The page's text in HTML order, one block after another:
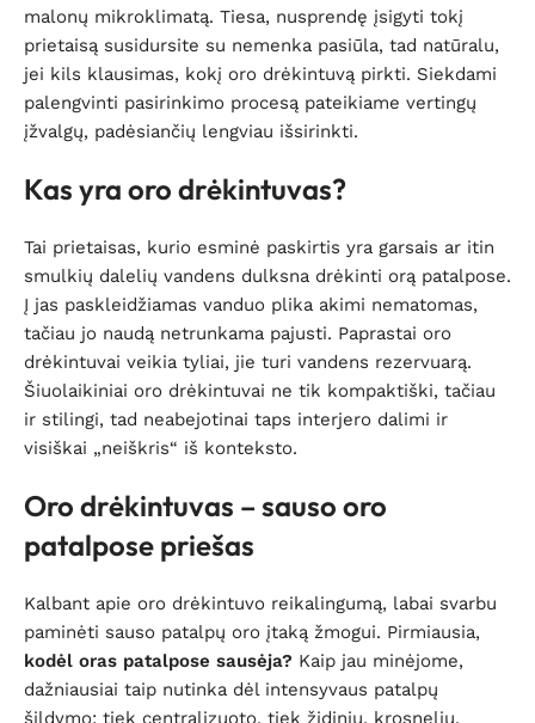
malonų mikroklimatą. Tiesa, nusprendę įsigyti tokį
prietaisą susidursite su nemenka pasiūla, tad natūralu,
jei kils klausimas, kokį oro drėkintuvą pirkti. Siekdami
palengvinti pasirinkimo procesą pateikiame vertingų
įžvalgų, padėsiančių lengviau išsirinkti.
Kas yra oro drėkintuvas?
Tai prietaisas, kurio esminė paskirtis yra garsais ar itin
smulkių dalelių vandens dulksna drėkinti orą patalpose.
Į jas paskleidžiamas vanduo plika akimi nematomas,
tačiau jo naudą netrunkama pajusti. Paprastai oro
drėkintuvai veikia tyliai, jie turi vandens rezervuarą.
Šiuolaikiniai oro drėkintuvai ne tik kompaktiški, tačiau
ir stilingi, tad neabejotinai taps interjero dalimi ir
visiškai „neiškris“ iš konteksto.
Oro drėkintuvas – sauso oro
patalpose priešas
Kalbant apie oro drėkintuvo reikalingumą, labai svarbu
paminėti sauso patalpų oro įtaką žmogui. Pirmiausia,
kodėl oras patalpose sausėja? Kaip jau minėjome,
dažniausiai taip nutinka dėl intensyvaus patalpų
šildymo: tiek centralizuoto, tiek židinių, krosnelių,